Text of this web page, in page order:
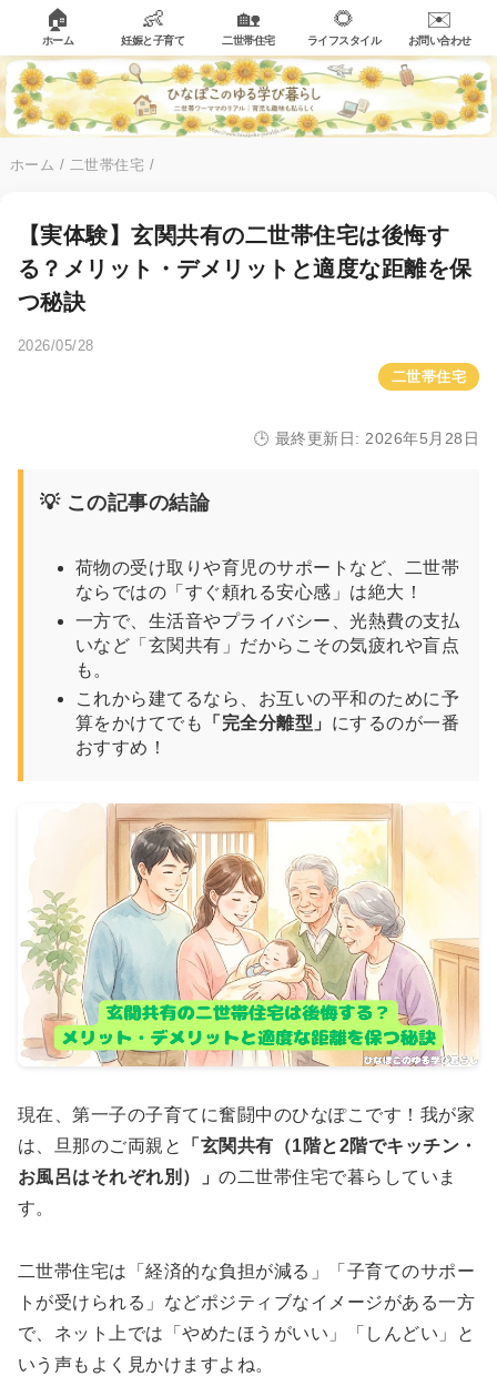
🏠
ホーム
👶
妊娠と子育て
🏡
二世帯住宅
🌻
ライフスタイル
✉️
お問い合わせ
ホーム / 二世帯住宅 /
【実体験】玄関共有の二世帯住宅は後悔す
る？メリット・デメリットと適度な距離を保
つ秘訣
2026/05/28
二世帯住宅
🕒 最終更新日: 2026年5月28日
💡 この記事の結論
荷物の受け取りや育児のサポートなど、二世帯
ならではの「すぐ頼れる安心感」は絶大！
一方で、生活音やプライバシー、光熱費の支払
いなど「玄関共有」だからこその気疲れや盲点
も。
これから建てるなら、お互いの平和のために予
算をかけてでも
「完全分離型」 にするのが一番
おすすめ！
現在、第一子の子育てに奮闘中のひなぽこです！我が家
は、旦那のご両親と
「玄関共有（1階と2階でキッチン・
お風呂はそれぞれ別）」の二世帯住宅で暮らしていま
す。
二世帯住宅は「経済的な負担が減る」「子育てのサポー
トが受けられる」などポジティブなイメージがある一方
で、ネット上では「やめたほうがいい」「しんどい」と
いう声もよく見かけますよね。